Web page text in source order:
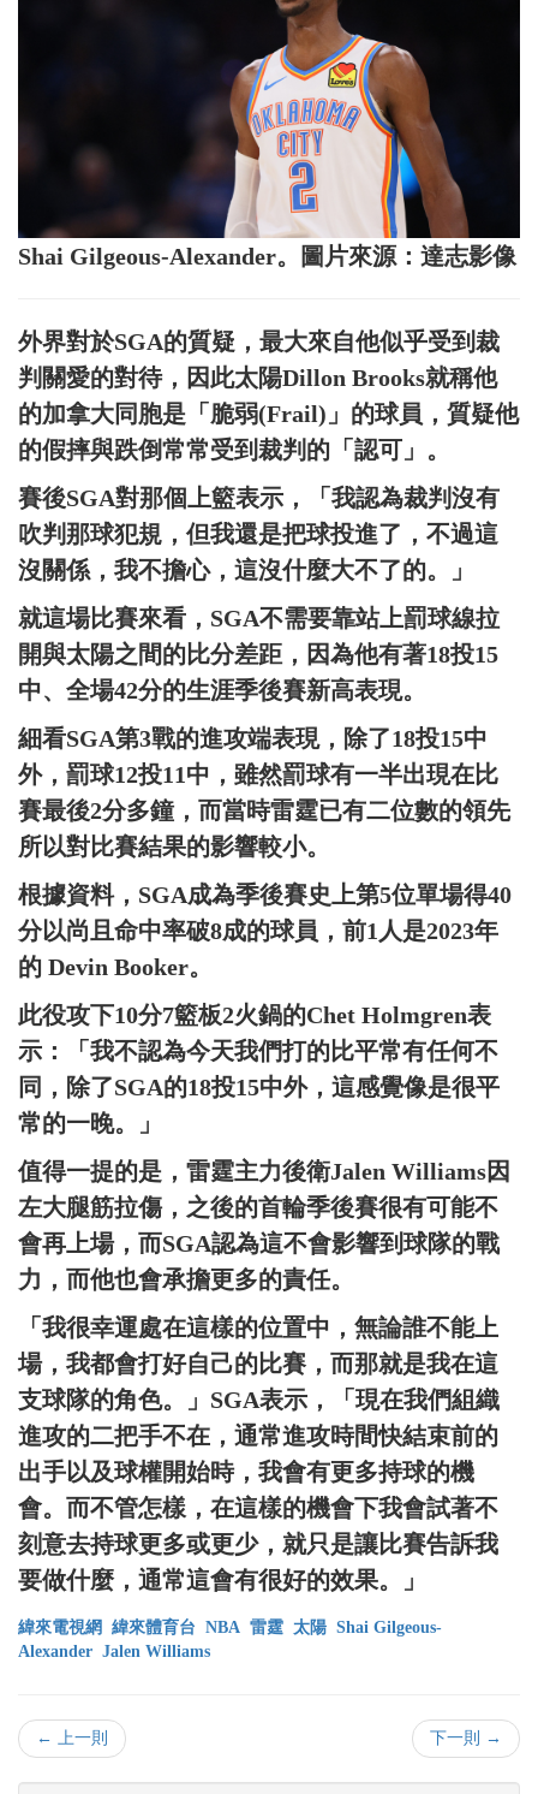
Shai Gilgeous-Alexander。圖片來源：達志影像
外界對於SGA的質疑，最大來自他似乎受到裁
判關愛的對待，因此太陽Dillon Brooks就稱他
的加拿大同胞是「脆弱(Frail)」的球員，質疑他
的假摔與跌倒常常受到裁判的「認可」。
賽後SGA對那個上籃表示，「我認為裁判沒有
吹判那球犯規，但我還是把球投進了，不過這
沒關係，我不擔心，這沒什麼大不了的。」
就這場比賽來看，SGA不需要靠站上罰球線拉
開與太陽之間的比分差距，因為他有著18投15
中、全場42分的生涯季後賽新高表現。
細看SGA第3戰的進攻端表現，除了18投15中
外，罰球12投11中，雖然罰球有一半出現在比
賽最後2分多鐘，而當時雷霆已有二位數的領先
所以對比賽結果的影響較小。
根據資料，SGA成為季後賽史上第5位單場得40
分以尚且命中率破8成的球員，前1人是2023年
的 Devin Booker。
此役攻下10分7籃板2火鍋的Chet Holmgren表
示：「我不認為今天我們打的比平常有任何不
同，除了SGA的18投15中外，這感覺像是很平
常的一晚。」
值得一提的是，雷霆主力後衛Jalen Williams因
左大腿筋拉傷，之後的首輪季後賽很有可能不
會再上場，而SGA認為這不會影響到球隊的戰
力，而他也會承擔更多的責任。
「我很幸運處在這樣的位置中，無論誰不能上
場，我都會打好自己的比賽，而那就是我在這
支球隊的角色。」SGA表示，「現在我們組織
進攻的二把手不在，通常進攻時間快結束前的
出手以及球權開始時，我會有更多持球的機
會。而不管怎樣，在這樣的機會下我會試著不
刻意去持球更多或更少，就只是讓比賽告訴我
要做什麼，通常這會有很好的效果。」
緯來電視網 緯來體育台 NBA 雷霆 太陽 Shai Gilgeous-
Alexander Jalen Williams
← 上一則 下一則 →